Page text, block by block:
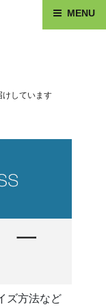
MENU
けしています
一
ズ方法など